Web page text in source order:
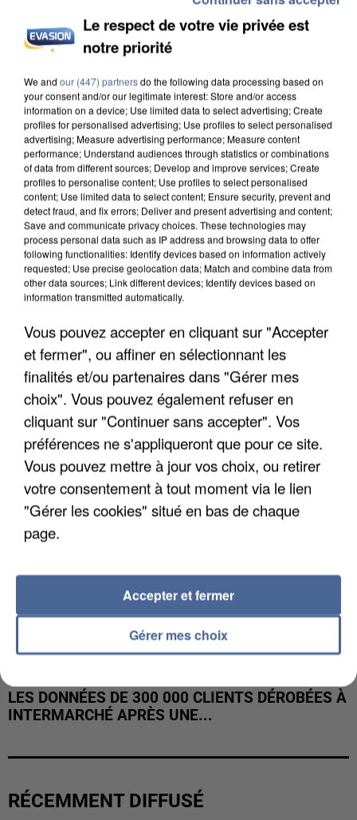
UN SECOND CADRE DE LA DZ MAFIA
INTERPELLÉ EN ALGÉRIE
UNE TOURISTE DE L’OISE EMPORTÉE PAR UNE
COULÉE DE BOUE EN HAUTE-SAVOIE
LES DONNÉES DE 300 000 CLIENTS DÉROBÉES À
INTERMARCHÉ APRÈS UNE...
RÉCEMMENT DIFFUSÉ
Le respect de votre vie privée est
notre priorité
We and our (447) partnersdo the following data processing based on
your consent and/or our legitimate interest: Store and/or access
information on a device; Use limited data to select advertising; Create
profiles for personalised advertising; Use profiles to select personalised
advertising; Measure advertising performance; Measure content
performance; Understand audiences through statistics or combinations
of data from different sources; Develop and improve services; Create
profiles to personalise content; Use profiles to select personalised
content; Use limited data to select content; Ensure security, prevent and
detect fraud, and fix errors; Deliver and present advertising and content;
Save and communicate privacy choices. These technologies may
process personal data such as IP address and browsing data to offer
following functionalities: Identify devices based on information actively
requested; Use precise geolocation data; Match and combine data from
other data sources; Link different devices; Identify devices based on
information transmitted automatically.
Vous pouvez accepter en cliquant sur "Accepter
et fermer", ou affiner en sélectionnant les
finalités et/ou partenaires dans "Gérer mes
choix". Vous pouvez également refuser en
cliquant sur "Continuer sans accepter". Vos
préférences ne s'appliqueront que pour ce site.
Vous pouvez mettre à jour vos choix, ou retirer
votre consentement à tout moment via le lien
"Gérer les cookies" situé en bas de chaque
page.
Gérer mes choix
Accepter et fermer